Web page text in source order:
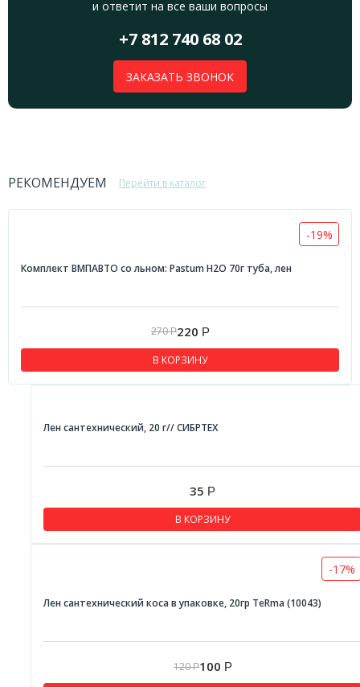
и ответит на все ваши вопросы
+7 812 740 68 02
ЗАКАЗАТЬ ЗВОНОК
РЕКОМЕНДУЕМ Перейти в каталог
-19%
Комплект ВМПАВТО со льном: Pastum H2O 70г туба, лен
270Р220 Р
В КОРЗИНУ
Лен сантехнический, 20 г// СИБРТЕХ
35 Р
В КОРЗИНУ
-17%
Лен сантехнический коса в упаковке, 20гр TeRma (10043)
120Р100 Р